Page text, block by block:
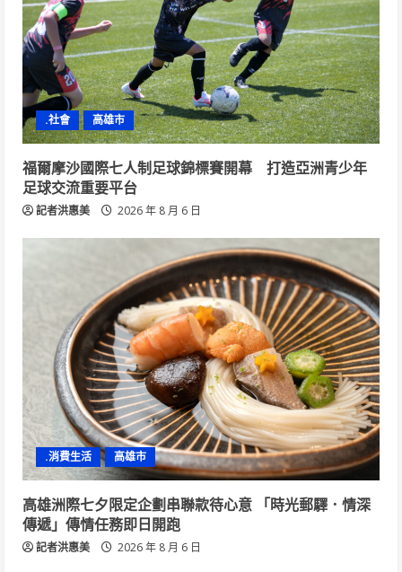
.社會 高雄市
福爾摩沙國際七人制足球錦標賽開幕 打造亞洲青少年
足球交流重要平台
記者洪惠美 2026 年 8 月 6 日
.消費生活 高雄市
高雄洲際七夕限定企劃串聯款待心意 「時光郵驛．情深
傳遞」傳情任務即日開跑
記者洪惠美 2026 年 8 月 6 日